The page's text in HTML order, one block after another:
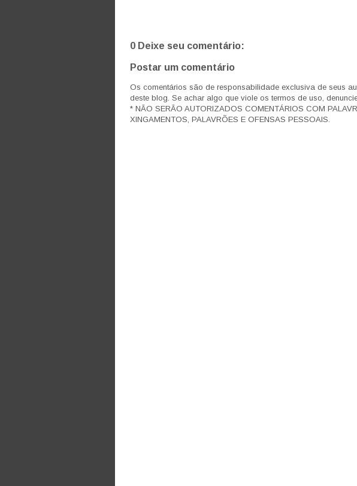
0 Deixe seu comentário:
Postar um comentário
Os comentários são de responsabilidade exclusiva de seus
deste blog. Se achar algo que viole os termos de uso,
* NÃO SERÃO AUTORIZADOS COMENTÁRIOS COM
XINGAMENTOS, PALAVRÕES E OFENSAS PESSOAIS.